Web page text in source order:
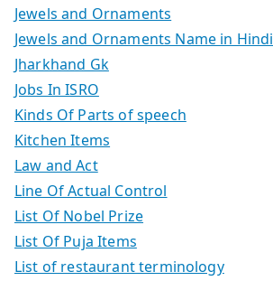
Jewels and Ornaments
Jewels and Ornaments Name in Hindi
Jharkhand Gk
Jobs In ISRO
Kinds Of Parts of speech
Kitchen Items
Law and Act
Line Of Actual Control
List Of Nobel Prize
List Of Puja Items
List of restaurant terminology